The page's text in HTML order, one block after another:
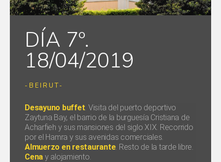
DÍA 7º.
18/04/2019
-BEIRUT-
Desayuno buffet. Visita del puerto deportivo
Zaytuna Bay, el barrio de la burguesía Cristiana de
Acharfieh y sus mansiones del siglo XIX. Recorrido
por el Hamra y sus avenidas comerciales.
Almuerzo en restaurante. Resto de la tarde libre.
Cena y alojamiento.